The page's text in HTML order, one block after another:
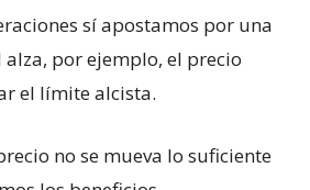
sí apostamos por una
por ejemplo, el precio
el límite alcista.
no se mueva lo suficiente